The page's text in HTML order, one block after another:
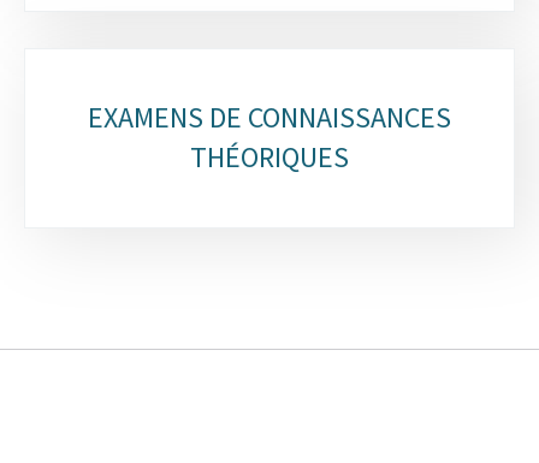
EXAMENS DE CONNAISSANCES
THÉORIQUES